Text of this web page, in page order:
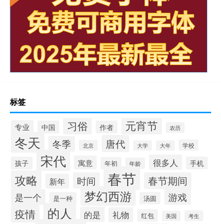
标签
专业 中国 习俗 作者 元宵节 农历
冬天 冬季 北京 唐代 大学 大年 学校
孩子 宋代 寓意 年初 年龄 很多人 手机
攻略 新年 时间 春节 春节期间
是一个 是一种 梦幻西游 汤圆 游戏
疫情 的人 的是 礼物 红包 美国 考生